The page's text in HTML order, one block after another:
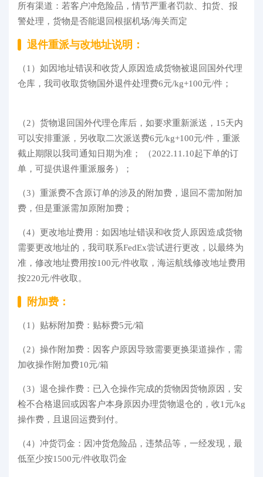
所有渠道：若客户冲危险品，情节严重者罚款、扣货、报
警处理，货物是否能退回根据机场/海关而定
退件重派与改地址说明：
（1）如因地址错误和收货人原因造成货物被退回国外代理
仓库，我司收取货物国外退件处理费6元/kg+100元/件；
（2）货物退回国外代理仓库后，如要求重新派送，15天内
可以安排重派，另收取二次派送费6元/kg+100元/件，重派
截止期限以我司通知日期为准； （2022.11.10起下单的订
单，可提供退件重派服务）；
（3）重派费不含原订单的涉及的附加费，退回不需加附加
费，但是重派需加原附加费；
（4）更改地址费用：如因地址错误和收货人原因造成货物
需要更改地址的，我司联系FedEx尝试进行更改，以最终为
准，修改地址费用按100元/件收取，海运航线修改地址费用
按220元/件收取。
附加费：
（1）贴标附加费：贴标费5元/箱
（2）操作附加费：因客户原因导致需要更换渠道操作，需
加收操作附加费10元/箱
（3）退仓操作费：已入仓操作完成的货物因货物原因，安
检不合格退回或因客户本身原因办理货物退仓的，收1元/kg
操作费，且退回运费到付。
（4）冲货罚金：因冲货危险品，违禁品等，一经发现，最
低至少按1500元/件收取罚金